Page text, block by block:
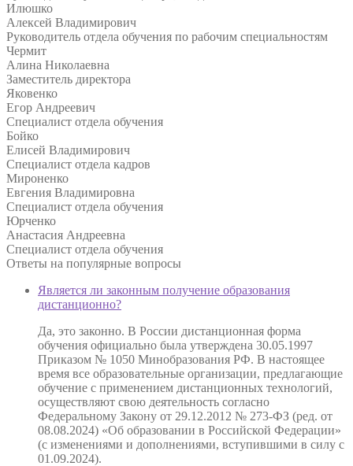
Илюшко
Алексей Владимирович
Руководитель отдела обучения по рабочим специальностям
Чермит
Алина Николаевна
Заместитель директора
Яковенко
Егор Андреевич
Специалист отдела обучения
Бойко
Елисей Владимирович
Специалист отдела кадров
Мироненко
Евгения Владимировна
Специалист отдела обучения
Юрченко
Анастасия Андреевна
Специалист отдела обучения
Ответы на популярные вопросы
Является ли законным получение образования
дистанционно?
Да, это законно. В России дистанционная форма
обучения официально была утверждена 30.05.1997
Приказом № 1050 Минобразования РФ. В настоящее
время все образовательные организации, предлагающие
обучение с применением дистанционных технологий,
осуществляют свою деятельность согласно
Федеральному Закону от 29.12.2012 № 273-ФЗ (ред. от
08.08.2024) «Об образовании в Российской Федерации»
(с изменениями и дополнениями, вступившими в силу с
01.09.2024).